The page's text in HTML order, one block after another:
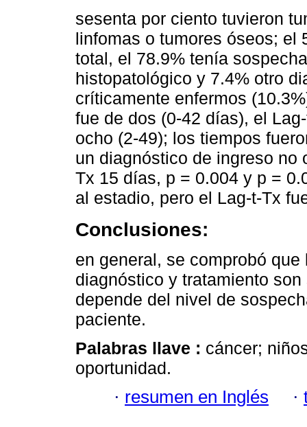
sesenta por ciento tuvieron
linfomas o tumores óseos; el
total, el 78.9% tenía
histopatológico y 7.4% otro
críticamente enfermos
fue de dos (0-42 días), el
ocho (2-49); los tiempos
un diagnóstico de ingreso no
Tx 15 días, p = 0.004 y p =
al estadio, pero el Lag-t-Tx
Conclusiones:
en general, se comprobó
diagnóstico y tratamiento
depende del nivel de
paciente.
Palabras llave : cáncer;
oportunidad.
· resumen en Inglés ·